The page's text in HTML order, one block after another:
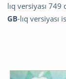
lıq versiyası 749
GB-lıq versiyası